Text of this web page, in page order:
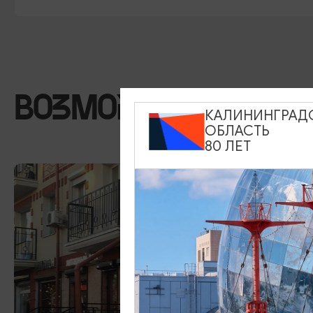
ВОЗМОЖНО ВАС
ОБЛАСТЬ
80 ЛЕТ